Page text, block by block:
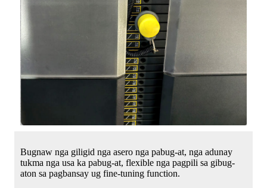
Bugnaw nga giligid nga asero nga pabug-at, nga adunay
tukma nga usa ka pabug-at, flexible nga pagpili sa gibug-
aton sa pagbansay ug fine-tuning function.